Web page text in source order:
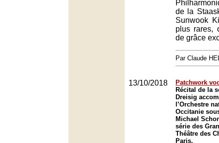
de la
Sunwook
plus rares,
de grâce
Par Claude
13/10/2018
Patchwork
Récital de la
Dreisig
l’Orchestre
Occitanie
Michael
série des
Théâtre des
Paris.